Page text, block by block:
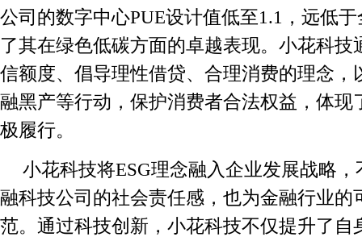
公司的数字中心PUE设计值低至1.1，远低
了其在绿色低碳方面的卓越表现。小花科技
信额度、倡导理性借贷、合理消费的理念，
融黑产等行动，保护消费者合法权益，体现
极履行。
小花科技将ESG理念融入企业发展战略
融科技公司的社会责任感，也为金融行业的
范。通过科技创新，小花科技不仅提升了自